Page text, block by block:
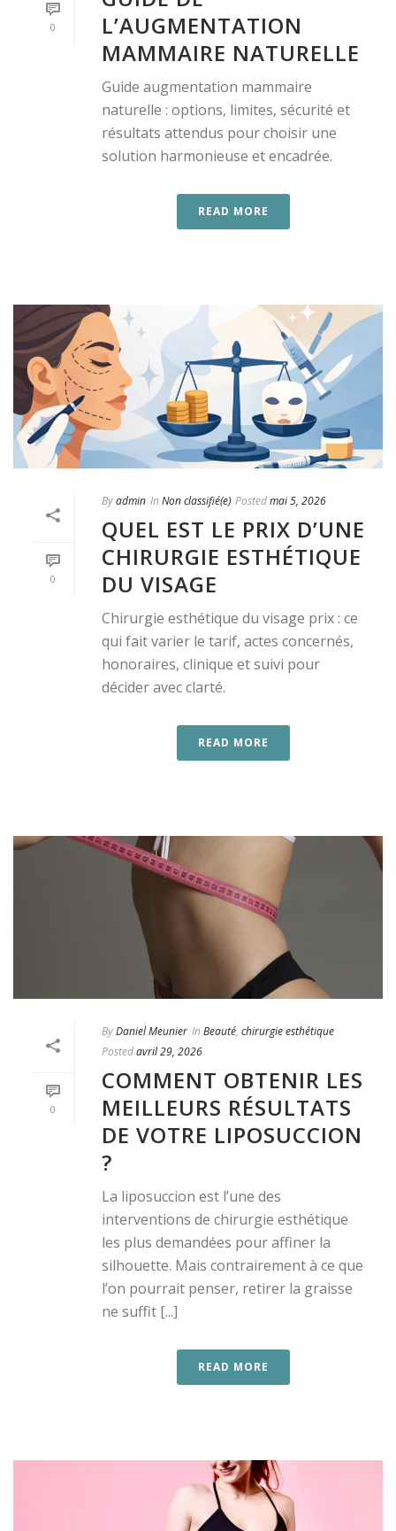
0
L’AUGMENTATION
MAMMAIRE NATURELLE
Guide augmentation mammaire
naturelle : options, limites, sécurité et
résultats attendus pour choisir une
solution harmonieuse et encadrée.
READ MORE
0
Byadmin In Non classifié(e) Postedmai 5, 2026
QUEL EST LE PRIX D’UNE
CHIRURGIE ESTHÉTIQUE
DU VISAGE
Chirurgie esthétique du visage prix : ce
qui fait varier le tarif, actes concernés,
honoraires, clinique et suivi pour
décider avec clarté.
READ MORE
0
ByDaniel Meunier In Beauté, chirurgie esthétique
Postedavril 29, 2026
COMMENT OBTENIR LES
MEILLEURS RÉSULTATS
DE VOTRE LIPOSUCCION
?
La liposuccion est l’une des
interventions de chirurgie esthétique
les plus demandées pour affiner la
silhouette. Mais contrairement à ce que
l’on pourrait penser, retirer la graisse
ne suffit [...]
READ MORE